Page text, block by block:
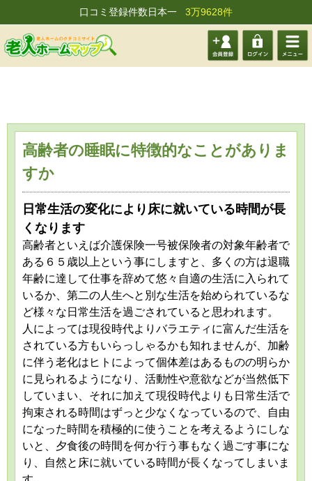
口コミ登録件数日本一 3万9628件
会員登 ログイ メニュ
高齢者の睡眠に特徴的なことがありま
すか
日常生活の変化により床に就いている時間が長
くなります
高齢者といえば介護保険一号被保険者の対象年齢者で
ある６５歳以上という事にしますと、多くの方は退職
年齢に達して仕事を辞めて悠々自適の生活に入られて
いるか、第二の人生へと別な生活を始められているな
ど様々な日常生活を過ごされていると思われます。
人によっては現役時代よりバラエティに富んだ生活を
されている方もいらっしゃるかも知れませんが、加齢
に伴う老化はヒトによって個体差はあるものの明らか
に見られるようになり、活動性や意欲などが当然低下
していまい、それに加えて現役時代よりも日常生活で
拘束される時間はずっと少なくなっているので、自由
になった時間を積極的に使うことを考えるようにしな
いと、夕食後の時間を何か行う事もなく過ごす事にな
り、自然と床に就いている時間が長くなってしまいま